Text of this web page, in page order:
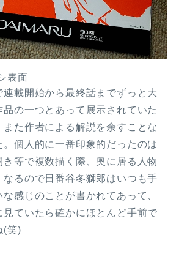
表面
載開始から最終話までずっと大
の一つとあって展示されていた
また作者による解説を余すことな
。個人的に一番印象的だったのは
等で複数描く際、奥に居る人物
なるので日番谷冬獅郎はいつも手
感じのことが書かれてあって、
見ていたら確かにほとんど手前で
(笑)